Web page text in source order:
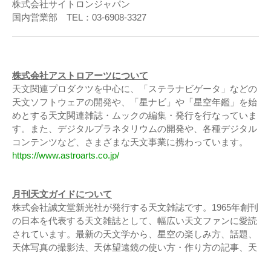
株式会社サイトロンジャパン
国内営業部 TEL：03-6908-3327
株式会社アストロアーツについて
天文関連プロダクツを中心に、「ステラナビゲータ」などの
天文ソフトウェアの開発や、「星ナビ」や「星空年鑑」を始
めとする天文関連雑誌・ムックの編集・発行を行なっていま
す。また、デジタルプラネタリウムの開発や、各種デジタル
コンテンツなど、さまざまな天文事業に携わっています。
https://www.astroarts.co.jp/
月刊天文ガイドについて
株式会社誠文堂新光社が発行する天文雑誌です。1965年創刊
の日本を代表する天文雑誌として、幅広い天文ファンに愛読
されています。最新の天文学から、星空の楽しみ方、話題、
天体写真の撮影法、天体望遠鏡の使い方・作り方の記事、天